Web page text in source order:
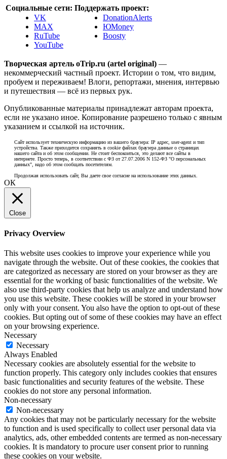
Социальные сети:
VK
MAX
RuTube
YouTube
Поддержать проект:
DonationAlerts
ЮMoney
Boosty
Творческая артель oTrip.ru (artel original) —
некоммерческий частный проект. Истории о том, что видим,
пробуем и переживаем! Влоги, репортажи, мнения, интервью
и путешествия — всё из первых рук.
Опубликованные материалы принадлежат авторам проекта,
если не указано иное. Копирование разрешено только с явным
указанием и ссылкой на источник.
Сайт использует техническую информацию из вашего браузера: IP адрес, user-agent и тип
устройства. Также приходится сохранять в cookie файлах браузера данные о страницах
нашего сайта и об этом сообщении. Не стоит беспокоиться, это делают все сайты в
интернете. Просто теперь, в соответствии с ФЗ от 27.07.2006 N 152-ФЗ "О персональных
данных", надо об этом сообщать посетителям.
Продолжая использовать сайт, Вы даете свое согласие на использование этих данных.
ОК
Close
Privacy Overview
This website uses cookies to improve your experience while you
navigate through the website. Out of these cookies, the cookies that
are categorized as necessary are stored on your browser as they are
essential for the working of basic functionalities of the website. We
also use third-party cookies that help us analyze and understand how
you use this website. These cookies will be stored in your browser
only with your consent. You also have the option to opt-out of these
cookies. But opting out of some of these cookies may have an effect
on your browsing experience.
Necessary
Necessary
Always Enabled
Necessary cookies are absolutely essential for the website to
function properly. This category only includes cookies that ensures
basic functionalities and security features of the website. These
cookies do not store any personal information.
Non-necessary
Non-necessary
Any cookies that may not be particularly necessary for the website
to function and is used specifically to collect user personal data via
analytics, ads, other embedded contents are termed as non-necessary
cookies. It is mandatory to procure user consent prior to running
these cookies on your website.